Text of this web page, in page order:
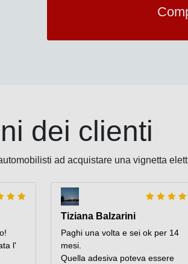
dei clienti
ad acquistare una vignetta
l'
Tiziana Balzarini
Paghi una volta e sei ok per 14
mesi.
Quella adesiva poteva essere